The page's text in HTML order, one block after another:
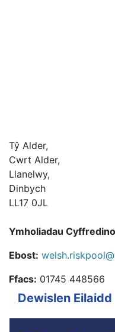
Tŷ Alder,
Cwrt Alder,
Llanelwy,
Dinbych
LL17 0JL
Ymholiadau
Ebost:
Ffacs: 01745 448566
Dewislen Eilaidd